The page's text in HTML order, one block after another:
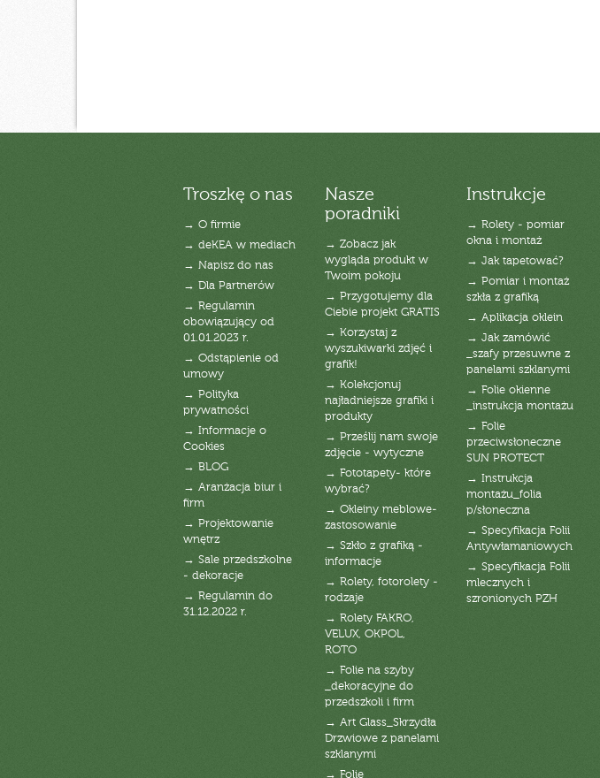
Troszkę o nas
→ O firmie
→ deKEA w mediach
→ Napisz do nas
→ Dla Partnerów
→ Regulamin
obowiązujący od
01.01.2023 r.
→ Odstąpienie od
umowy
→ Polityka
prywatności
→ Informacje o
Cookies
→ BLOG
→ Aranżacja biur i
firm
→ Projektowanie
wnętrz
→ Sale przedszkolne
- dekoracje
→ Regulamin do
31.12.2022 r.
Nasze
poradniki
→ Zobacz jak
wygląda produkt w
Twoim pokoju
→ Przygotujemy dla
Ciebie projekt GRATIS
→ Korzystaj z
wyszukiwarki zdjęć i
grafik!
→ Kolekcjonuj
najładniejsze grafiki i
produkty
→ Prześlij nam swoje
zdjęcie - wytyczne
→ Fototapety- które
wybrać?
→ Okleiny meblowe-
zastosowanie
→ Szkło z grafiką -
informacje
→ Rolety, fotorolety -
rodzaje
→ Rolety FAKRO,
VELUX, OKPOL,
ROTO
→ Folie na szyby
_dekoracyjne do
przedszkoli i firm
→ Art Glass_Skrzydła
Drzwiowe z panelami
szklanymi
→ Folie
Instrukcje
→ Rolety - pomiar
okna i montaż
→ Jak tapetować?
→ Pomiar i montaż
szkła z grafiką
→ Aplikacja oklein
→ Jak zamówić
_szafy przesuwne z
panelami szklanymi
→ Folie okienne
_instrukcja montażu
→ Folie
przeciwsłoneczne
SUN PROTECT
→ Instrukcja
montażu_folia
p/słoneczna
→ Specyfikacja Folii
Antywłamaniowych
→ Specyfikacja Folii
mlecznych i
szronionych PZH